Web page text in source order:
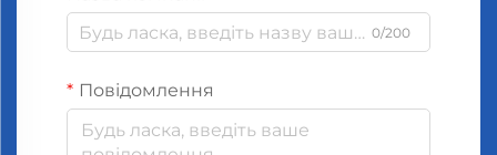
0/200
Повідомлення